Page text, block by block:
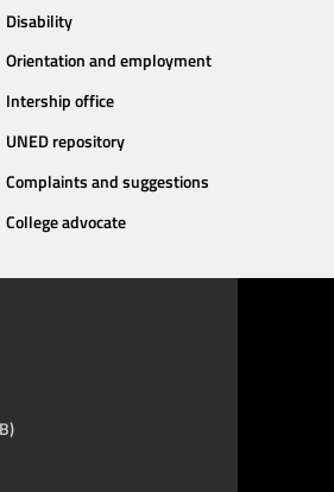
Disability
Orientation and employment
Intership office
UNED repository
Complaints and suggestions
College advocate